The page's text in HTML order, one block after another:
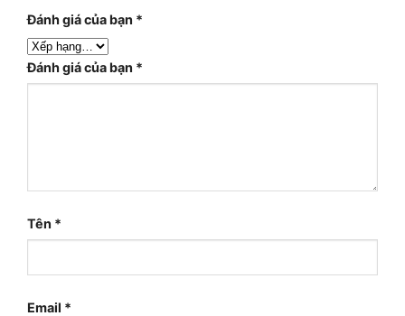
Đánh giá của bạn *
Đánh giá của bạn *
Tên *
Email *